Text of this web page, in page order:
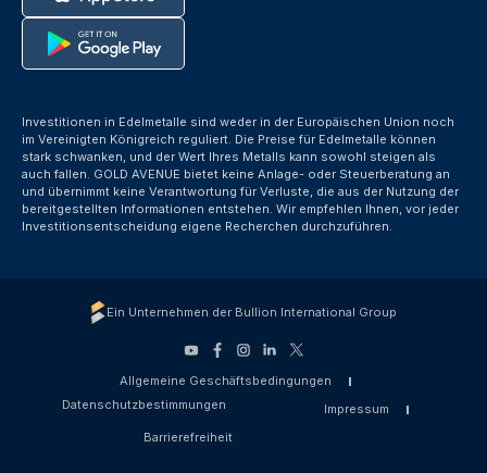
Investitionen in Edelmetalle sind weder in der Europäischen Union noch
im Vereinigten Königreich reguliert. Die Preise für Edelmetalle können
stark schwanken, und der Wert Ihres Metalls kann sowohl steigen als
auch fallen. GOLD AVENUE bietet keine Anlage- oder Steuerberatung an
und übernimmt keine Verantwortung für Verluste, die aus der Nutzung der
bereitgestellten Informationen entstehen. Wir empfehlen Ihnen, vor jeder
Investitionsentscheidung eigene Recherchen durchzuführen.
Ein Unternehmen der Bullion International Group
Allgemeine Geschäftsbedingungen
Datenschutzbestimmungen
Impressum
Barrierefreiheit